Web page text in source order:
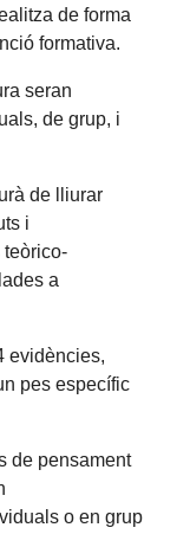
de forma
formativa.
seran
de grup, i
de lliurar
i
teòrico-
a
evidències,
pes específic
de pensament
o en grup